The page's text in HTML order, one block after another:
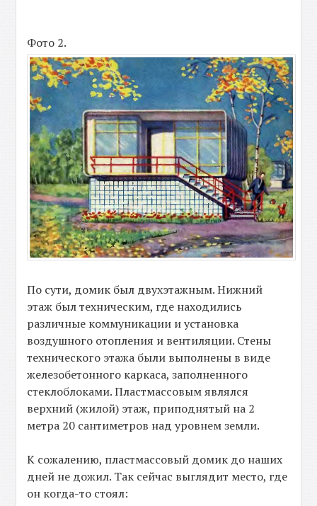
Фото 2.
По сути, домик был двухэтажным. Нижний
этаж был техническим, где находились
различные коммуникации и установка
воздушного отопления и вентиляции. Стены
технического этажа были выполнены в виде
железобетонного каркаса, заполненного
стеклоблоками. Пластмассовым являлся
верхний (жилой) этаж, приподнятый на 2
метра 20 сантиметров над уровнем земли.
К сожалению, пластмассовый домик до наших
дней не дожил. Так сейчас выглядит место, где
он когда-то стоял: